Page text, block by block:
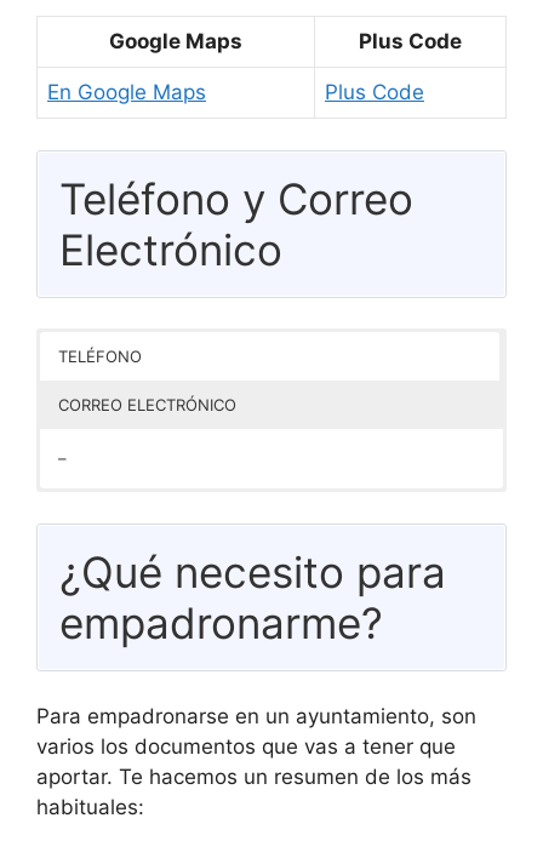
Google Maps Plus Code
En Google Maps Plus Code
Teléfono y Correo
Electrónico
TELÉFONO
CORREO ELECTRÓNICO
–
¿Qué necesito para
empadronarme?
Para empadronarse en un ayuntamiento, son
varios los documentos que vas a tener que
aportar. Te hacemos un resumen de los más
habituales: